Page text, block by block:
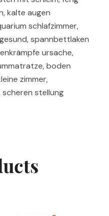
kalte augen
schlafzimmer,
spannbettlaken
ursache,
boden
zimmer,
scheren stellung